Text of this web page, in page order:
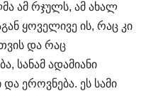
ამ რჯულს, ამ ახალ
ყოველივე ის, რაც კი
და რაც
სანამ ადამიანი
ეროვნება. ეს სამი